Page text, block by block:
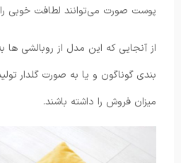
پوست صورت می‌توانند لطافت خوبی را
از آنجایی که این مدل از روبالشی
بندی گوناگون و یا به صورت گلدار
میزان فروش را داشته باشند.